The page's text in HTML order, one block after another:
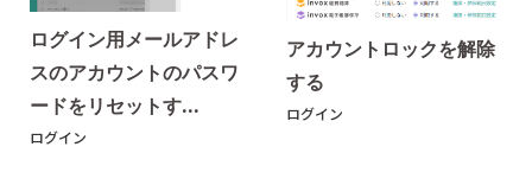
ログイン用メールアドレ
スのアカウントのパスワ
ードをリセットす...
ログイン
アカウントロックを解除
する
ログイン